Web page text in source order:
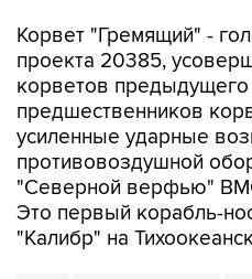
Корвет "Гремящий" -
проекта 20385,
корветов
предшественников
усиленные ударные
противовоздушной
"Северной верфью"
Это первый корабль-
"Калибр" на